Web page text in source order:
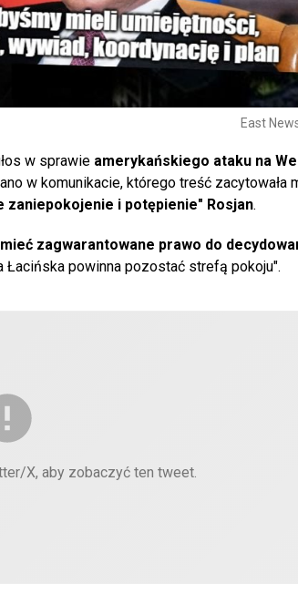
East
w sprawie amerykańskiego ataku na
w komunikacie, którego treść zacytowała
zaniepokojenie i potępienie" Rosjan.
zagwarantowane prawo do
Łacińska powinna pozostać strefą pokoju".
X, aby zobaczyć ten tweet.